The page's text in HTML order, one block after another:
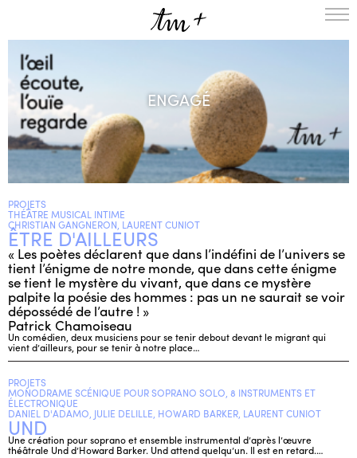
A LA UNE
PROJETS
MÉDIATION
NOUS SOUTENIR
NEWSLETTER
CONTACTS
AGENDA
ENGAGÉ
PROJETS
THÉÂTRE MUSICAL INTIME
CHRISTIAN GANGNERON, LAURENT CUNIOT
ÊTRE D'AILLEURS
« Les poètes déclarent que dans l’indéfini de l’univers se
tient l’énigme de notre monde, que dans cette énigme
se tient le mystère du vivant, que dans ce mystère
palpite la poésie des hommes : pas un ne saurait se voir
dépossédé de l’autre ! »
Patrick Chamoiseau
Un comédien, deux musiciens pour se tenir debout devant le migrant qui
vient d’ailleurs, pour se tenir à notre place…
PROJETS
MONODRAME SCÉNIQUE POUR SOPRANO SOLO, 8 INSTRUMENTS ET
ÉLECTRONIQUE
DANIEL D'ADAMO, JULIE DELILLE, HOWARD BARKER, LAURENT CUNIOT
UND
Une création pour soprano et ensemble instrumental d’après l’œuvre
théâtrale Und d’Howard Barker. Und attend quelqu’un. Il est en retard.…